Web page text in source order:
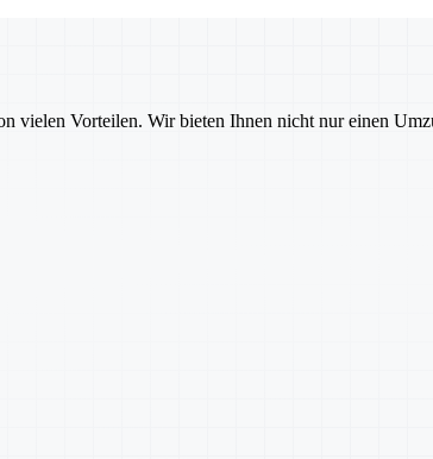
vielen Vorteilen. Wir bieten Ihnen nicht nur einen